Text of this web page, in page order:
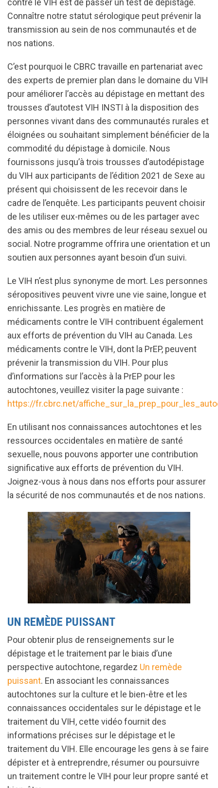
contre le VIH est de passer un test de dépistage.
Connaître notre statut sérologique peut prévenir la
transmission au sein de nos communautés et de
nos nations.
C’est pourquoi le CBRC travaille en partenariat avec
des experts de premier plan dans le domaine du VIH
pour améliorer l’accès au dépistage en mettant des
trousses d’autotest VIH INSTI à la disposition des
personnes vivant dans des communautés rurales et
éloignées ou souhaitant simplement bénéficier de la
commodité du dépistage à domicile. Nous
fournissons jusqu’à trois trousses d’autodépistage
du VIH aux participants de l’édition 2021 de Sexe au
présent qui choisissent de les recevoir dans le
cadre de l’enquête. Les participants peuvent choisir
de les utiliser eux-mêmes ou de les partager avec
des amis ou des membres de leur réseau sexuel ou
social. Notre programme offrira une orientation et un
soutien aux personnes ayant besoin d’un suivi.
Le VIH n’est plus synonyme de mort. Les personnes
séropositives peuvent vivre une vie saine, longue et
enrichissante. Les progrès en matière de
médicaments contre le VIH contribuent également
aux efforts de prévention du VIH au Canada. Les
médicaments contre le VIH, dont la PrEP, peuvent
prévenir la transmission du VIH. Pour plus
d’informations sur l’accès à la PrEP pour les
autochtones, veuillez visiter la page suivante :
https://fr.cbrc.net/
En utilisant nos connaissances autochtones et les
ressources occidentales en matière de santé
sexuelle, nous pouvons apporter une contribution
significative aux efforts de prévention du VIH.
Joignez-vous à nous dans nos efforts pour assurer
la sécurité de nos communautés et de nos nations.
UN REMÈDE PUISSANT
Pour obtenir plus de renseignements sur le
dépistage et le traitement par le biais d’une
perspective autochtone, regardez Un remède
puissant. En associant les connaissances
autochtones sur la culture et le bien-être et les
connaissances occidentales sur le dépistage et le
traitement du VIH, cette vidéo fournit des
informations précises sur le dépistage et le
traitement du VIH. Elle encourage les gens à se faire
dépister et à entreprendre, résumer ou poursuivre
un traitement contre le VIH pour leur propre santé et